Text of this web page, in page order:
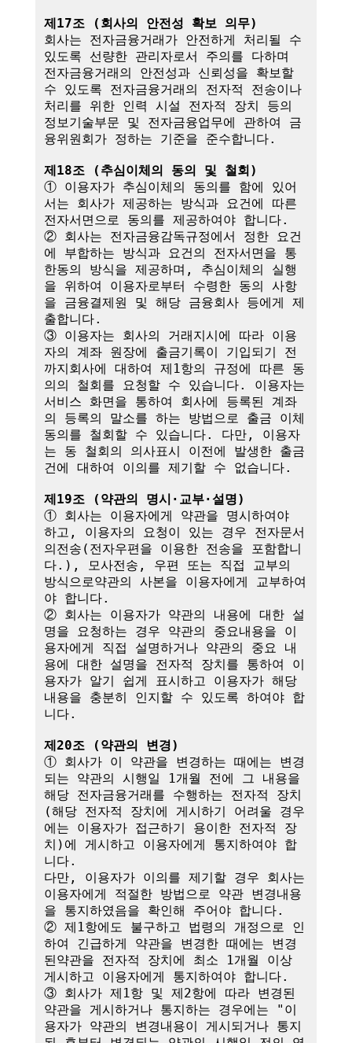
제17조 (회사의 안전성 확보 의무)
회사는 전자금융거래가 안전하게 처리될 수
있도록 선량한 관리자로서 주의를 다하며
전자금융거래의 안전성과 신뢰성을 확보할
수 있도록 전자금융거래의 전자적 전송이나
처리를 위한 인력 시설 전자적 장치 등의
정보기술부문 및 전자금융업무에 관하여 금
융위원회가 정하는 기준을 준수합니다.
제18조 (추심이체의 동의 및 철회)
① 이용자가 추심이체의 동의를 함에 있어
서는 회사가 제공하는 방식과 요건에 따른
전자서면으로 동의를 제공하여야 합니다.
② 회사는 전자금융감독규정에서 정한 요건
에 부합하는 방식과 요건의 전자서면을 통
한동의 방식을 제공하며, 추심이체의 실행
을 위하여 이용자로부터 수령한 동의 사항
을 금융결제원 및 해당 금융회사 등에게 제
출합니다.
③ 이용자는 회사의 거래지시에 따라 이용
자의 계좌 원장에 출금기록이 기입되기 전
까지회사에 대하여 제1항의 규정에 따른 동
의의 철회를 요청할 수 있습니다. 이용자는
서비스 화면을 통하여 회사에 등록된 계좌
의 등록의 말소를 하는 방법으로 출금 이체
동의를 철회할 수 있습니다. 다만, 이용자
는 동 철회의 의사표시 이전에 발생한 출금
건에 대하여 이의를 제기할 수 없습니다.
제19조 (약관의 명시·교부·설명)
① 회사는 이용자에게 약관을 명시하여야
하고, 이용자의 요청이 있는 경우 전자문서
의전송(전자우편을 이용한 전송을 포함합니
다.), 모사전송, 우편 또는 직접 교부의
방식으로약관의 사본을 이용자에게 교부하여
야 합니다.
② 회사는 이용자가 약관의 내용에 대한 설
명을 요청하는 경우 약관의 중요내용을 이
용자에게 직접 설명하거나 약관의 중요 내
용에 대한 설명을 전자적 장치를 통하여 이
용자가 알기 쉽게 표시하고 이용자가 해당
내용을 충분히 인지할 수 있도록 하여야 합
니다.
제20조 (약관의 변경)
① 회사가 이 약관을 변경하는 때에는 변경
되는 약관의 시행일 1개월 전에 그 내용을
해당 전자금융거래를 수행하는 전자적 장치
(해당 전자적 장치에 게시하기 어려울 경우
에는 이용자가 접근하기 용이한 전자적 장
치)에 게시하고 이용자에게 통지하여야 합
니다.
다만, 이용자가 이의를 제기할 경우 회사는
이용자에게 적절한 방법으로 약관 변경내용
을 통지하였음을 확인해 주어야 합니다.
② 제1항에도 불구하고 법령의 개정으로 인
하여 긴급하게 약관을 변경한 때에는 변경
된약관을 전자적 장치에 최소 1개월 이상
게시하고 이용자에게 통지하여야 합니다.
③ 회사가 제1항 및 제2항에 따라 변경된
약관을 게시하거나 통지하는 경우에는 "이
용자가 약관의 변경내용이 게시되거나 통지